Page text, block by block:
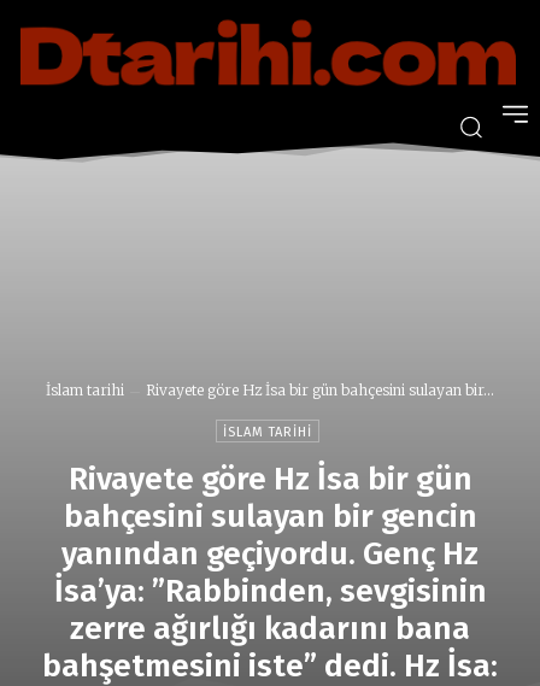
İslam tarihi Rivayete göre Hz İsa bir gün bahçesini sulayan bir...
İSLAM TARIHI
Rivayete göre Hz İsa bir gün
bahçesini sulayan bir gencin
yanından geçiyordu. Genç Hz
İsa’ya: ”Rabbinden, sevgisinin
zerre ağırlığı kadarını bana
bahşetmesini iste” dedi. Hz İsa: